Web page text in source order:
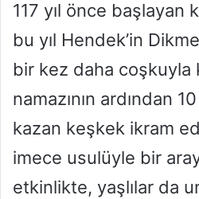
117 yıl önce başlayan
bu yıl Hendek’in
bir kez daha coşkuyla
namazının ardından
kazan keşkek ikram
imece usulüyle bir
etkinlikte, yaşlılar da